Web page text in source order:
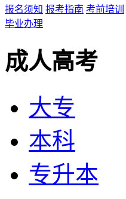
报名须知 报考指南 考前培训
毕业办理
成人高考
大专
本科
专升本